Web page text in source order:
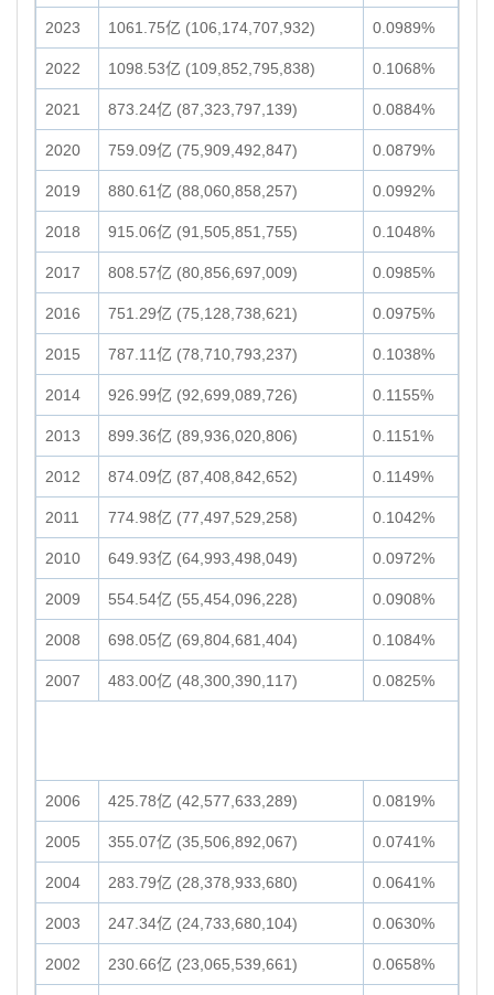
2023 1061.75亿 (106,174,707,932) 0.0989%
2022 1098.53亿 (109,852,795,838) 0.1068%
2021 873.24亿 (87,323,797,139) 0.0884%
2020 759.09亿 (75,909,492,847) 0.0879%
2019 880.61亿 (88,060,858,257) 0.0992%
2018 915.06亿 (91,505,851,755) 0.1048%
2017 808.57亿 (80,856,697,009) 0.0985%
2016 751.29亿 (75,128,738,621) 0.0975%
2015 787.11亿 (78,710,793,237) 0.1038%
2014 926.99亿 (92,699,089,726) 0.1155%
2013 899.36亿 (89,936,020,806) 0.1151%
2012 874.09亿 (87,408,842,652) 0.1149%
2011 774.98亿 (77,497,529,258) 0.1042%
2010 649.93亿 (64,993,498,049) 0.0972%
2009 554.54亿 (55,454,096,228) 0.0908%
2008 698.05亿 (69,804,681,404) 0.1084%
2007 483.00亿 (48,300,390,117) 0.0825%
2006 425.78亿 (42,577,633,289) 0.0819%
2005 355.07亿 (35,506,892,067) 0.0741%
2004 283.79亿 (28,378,933,680) 0.0641%
2003 247.34亿 (24,733,680,104) 0.0630%
2002 230.66亿 (23,065,539,661) 0.0658%